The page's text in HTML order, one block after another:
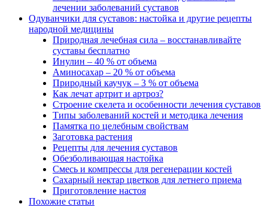
лечении заболеваний суставов
Одуванчики для суставов: настойка и другие рецепты
народной медицины
Природная лечебная сила – восстанавливайте
суставы бесплатно
Инулин – 40 % от объема
Аминосахар – 20 % от объема
Природный каучук – 3 % от объема
Как лечат артрит и артроз?
Строение скелета и особенности лечения суставов
Типы заболеваний костей и методика лечения
Памятка по целебным свойствам
Заготовка растения
Рецепты для лечения суставов
Обезболивающая настойка
Смесь и компрессы для регенерации костей
Сахарный нектар цветков для летнего приема
Приготовление настоя
Похожие статьи